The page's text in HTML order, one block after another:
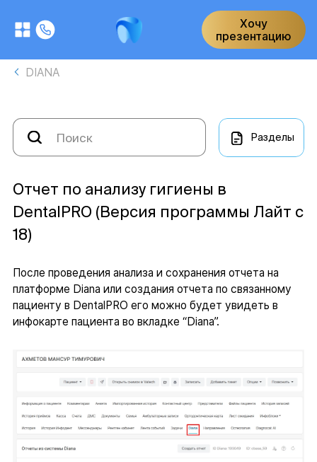
Хочу
презентацию
DIANA
Разделы
Отчет по анализу гигиены в
DentalPRO (Версия программы Лайт с
18)
После проведения анализа и сохранения отчета на
платформе Diana или создания отчета по связанному
пациенту в DentalPRO его можно будет увидеть в
инфокарте пациента во вкладке “Diana”.